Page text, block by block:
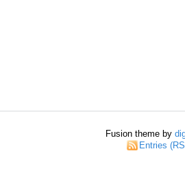
Fusion theme by
Entries